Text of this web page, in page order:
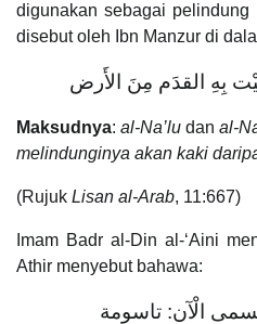
digunakan sebagai
disebut oleh Ibn Manzur di
بِهِ القدَم مِنَ الأَرض
Maksudnya: al-Na’lu dan al-
melindunginya akan kaki
(Rujuk Lisan al-Arab, 11:667)
Imam Badr al-Din al-‘Aini
Athir menyebut bahawa:
الْآن: تاسومة